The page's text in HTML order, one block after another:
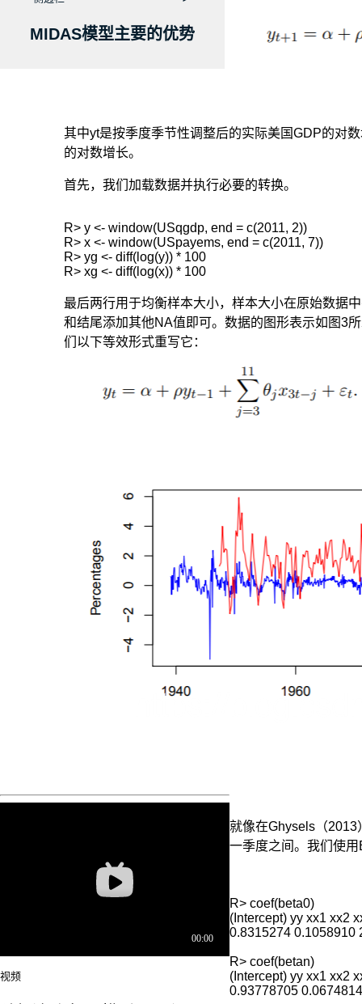
MIDAS模型主要的优势
其中yt是按季度季节性调整后的实际美国GDP的对
的对数增长。
首先，我们加载数据并执行必要的转换。
R> y <- window(USqgdp, end = c(2011, 2))
R> x <- window(USpayems, end = c(2011, 7))
R> yg <- diff(log(y)) * 100
最后两行用于均衡样本大小，样本大小在原始数据
和结尾添加其他NA值即可。数据的图形表示如图3
们以下等效形式重写它：
视频
就像在Ghysels（
一季度之间。我们使
R> coef(beta0)
(Intercept) yy xx1 xx2
0.8315274 0.1058910
R> coef(betan)
(Intercept) yy xx1 xx2
0.93778705